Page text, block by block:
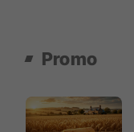
Promo